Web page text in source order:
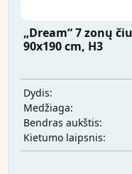
„Dream“ 7 zonų
90x190 cm, H3
Dydis:
Medžiaga:
Bendras aukštis:
Kietumo laipsnis: